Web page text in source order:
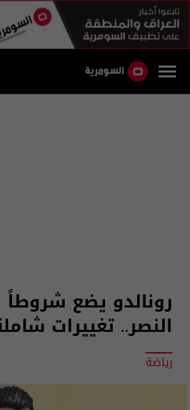
رونالدو يضع شروطاً
النصر.. تغييرات
رياضة